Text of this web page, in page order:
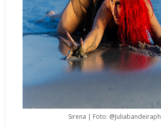
Sirena | Foto: @Juliabandeiraph